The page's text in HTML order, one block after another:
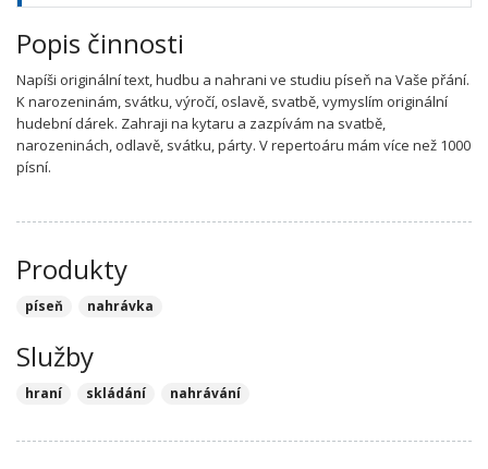
Popis činnosti
Napíši originální text, hudbu a nahrani ve studiu píseň na Vaše přání.
K narozeninám, svátku, výročí, oslavě, svatbě, vymyslím originální
hudební dárek. Zahraji na kytaru a zazpívám na svatbě,
narozeninách, odlavě, svátku, párty. V repertoáru mám více než 1000
písní.
Produkty
píseň nahrávka
Služby
hraní skládání nahrávání